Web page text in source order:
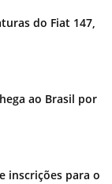
do Fiat 147,
ao Brasil por
inscrições para o